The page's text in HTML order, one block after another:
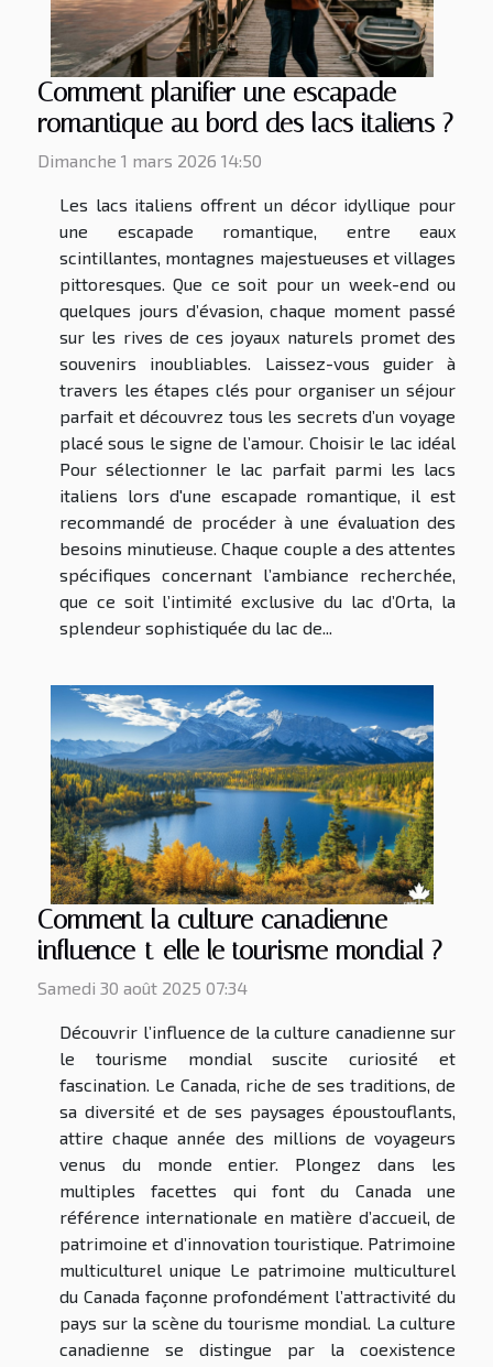
Comment planifier une escapade
romantique au bord des lacs italiens ?
Dimanche 1 mars 2026 14:50
Les lacs italiens offrent un décor idyllique pour
une escapade romantique, entre eaux
scintillantes, montagnes majestueuses et villages
pittoresques. Que ce soit pour un week-end ou
quelques jours d’évasion, chaque moment passé
sur les rives de ces joyaux naturels promet des
souvenirs inoubliables. Laissez-vous guider à
travers les étapes clés pour organiser un séjour
parfait et découvrez tous les secrets d’un voyage
placé sous le signe de l’amour. Choisir le lac idéal
Pour sélectionner le lac parfait parmi les lacs
italiens lors d'une escapade romantique, il est
recommandé de procéder à une évaluation des
besoins minutieuse. Chaque couple a des attentes
spécifiques concernant l’ambiance recherchée,
que ce soit l’intimité exclusive du lac d’Orta, la
splendeur sophistiquée du lac de...
Comment la culture canadienne
influence-t-elle le tourisme mondial ?
Samedi 30 août 2025 07:34
Découvrir l’influence de la culture canadienne sur
le tourisme mondial suscite curiosité et
fascination. Le Canada, riche de ses traditions, de
sa diversité et de ses paysages époustouflants,
attire chaque année des millions de voyageurs
venus du monde entier. Plongez dans les
multiples facettes qui font du Canada une
référence internationale en matière d’accueil, de
patrimoine et d’innovation touristique. Patrimoine
multiculturel unique Le patrimoine multiculturel
du Canada façonne profondément l’attractivité du
pays sur la scène du tourisme mondial. La culture
canadienne se distingue par la coexistence